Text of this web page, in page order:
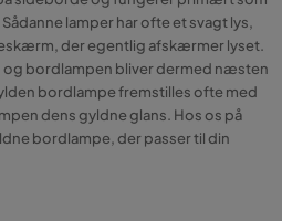
lamper har ofte et svagt lys,
der egentlig afskærmer lyset.
og bordlampen bliver dermed næsten
bordlampe fremstilles ofte med
dens gyldne glans. Hos os på
bordlampe, der passer til din